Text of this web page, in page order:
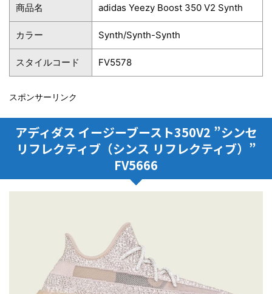
商品名 adidas Yeezy Boost 350 V2 Synth
カラー Synth/Synth-Synth
スタイルコード FV5578
スポンサーリンク
アディダス イージーブースト350V2 ”シンセ
リフレクティブ（シンス リフレクティブ）”
FV5666